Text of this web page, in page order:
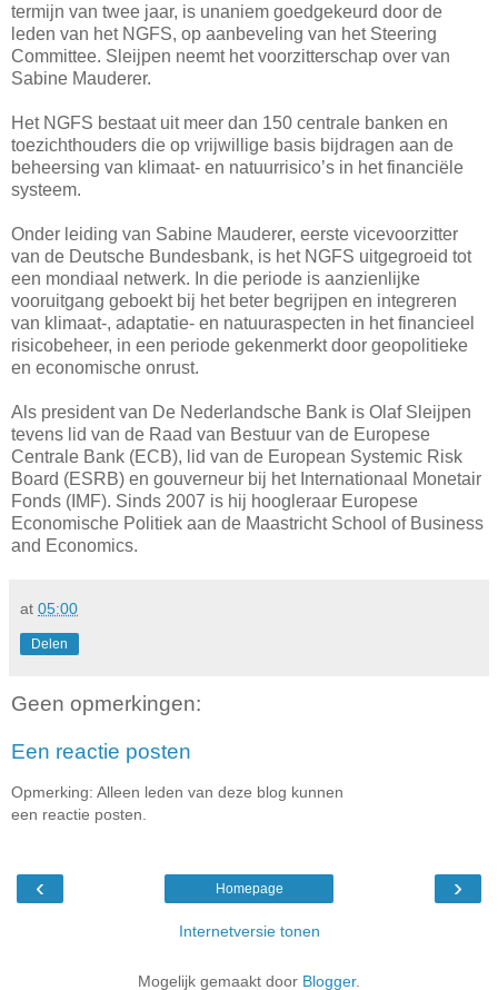
termijn van twee jaar, is unaniem goedgekeurd door de
leden van het NGFS, op aanbeveling van het Steering
Committee. Sleijpen neemt het voorzitterschap over van
Sabine Mauderer.
Het NGFS bestaat uit meer dan 150 centrale banken en
toezichthouders die op vrijwillige basis bijdragen aan de
beheersing van klimaat- en natuurrisico’s in het financiële
systeem.
Onder leiding van Sabine Mauderer, eerste vicevoorzitter
van de Deutsche Bundesbank, is het NGFS uitgegroeid tot
een mondiaal netwerk. In die periode is aanzienlijke
vooruitgang geboekt bij het beter begrijpen en integreren
van klimaat-, adaptatie- en natuuraspecten in het financieel
risicobeheer, in een periode gekenmerkt door geopolitieke
en economische onrust.
Als president van De Nederlandsche Bank is Olaf Sleijpen
tevens lid van de Raad van Bestuur van de Europese
Centrale Bank (ECB), lid van de European Systemic Risk
Board (ESRB) en gouverneur bij het Internationaal Monetair
Fonds (IMF). Sinds 2007 is hij hoogleraar Europese
Economische Politiek aan de Maastricht School of Business
and Economics.
at 05:00
Delen
Geen opmerkingen:
Een reactie posten
Opmerking: Alleen leden van deze blog kunnen
een reactie posten.
‹ ›
Homepage
Internetversie tonen
Mogelijk gemaakt door Blogger.